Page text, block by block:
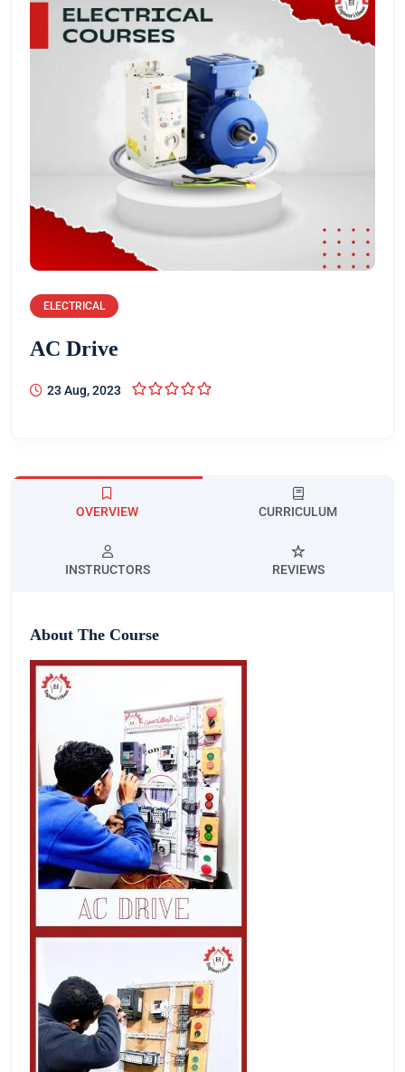
ELECTRICAL
AC Drive
23 Aug, 2023
OVERVIEW CURRICULUM
INSTRUCTORS REVIEWS
About The Course